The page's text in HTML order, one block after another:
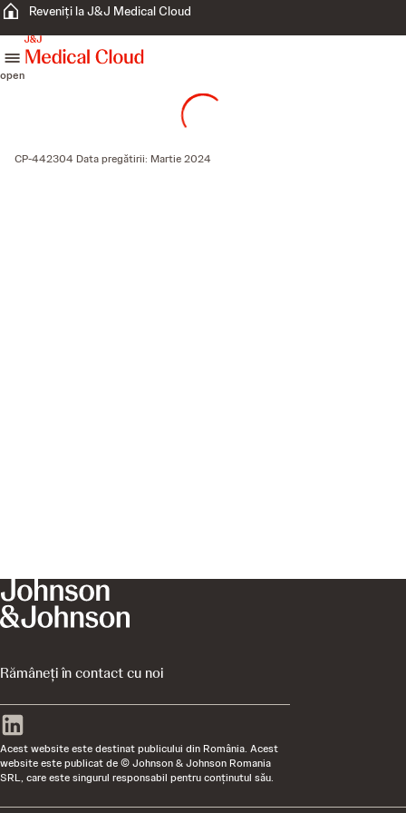
Reveniți la J&J Medical Cloud
open
CP-442304 Data pregătirii: Martie 2024
Rămâneți în contact cu noi
Acest website este destinat publicului din România. Acest
website este publicat de © Johnson & Johnson Romania
SRL, care este singurul responsabil pentru conţinutul său.